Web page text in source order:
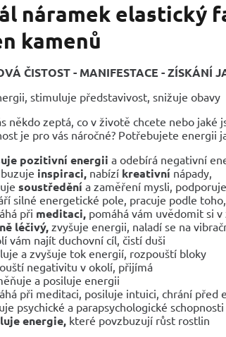
náramek elastický
kamenů
ČISTOST - MANIFESTACE - ZÍSKÁNÍ
stimuluje představivost, snižuje obavy
někdo zeptá, co v životě chcete nebo
je pro vás náročné? Potřebujete energii
pozitivní energii a odebírá negativní
inspiraci, nabízí kreativní nápady,
soustředění a zaměření mysli, podporuje
silné energetické pole, pracuje podle
při meditaci, pomáhá vám uvědomit si
léčivý, zvyšuje energii, naladí se na
vám najít duchovní cíl, čistí duši
a zvyšuje tok energií, rozpouští bloky
negativitu v okolí, přijímá
a posiluje energii
při meditaci, posiluje intuici, chrání před
psychické a parapsychologické schopnosti
energie, které povzbuzují růst rostlin